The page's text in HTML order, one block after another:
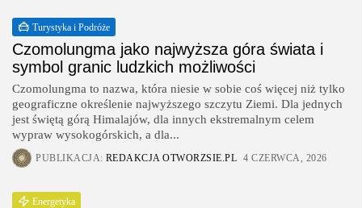
Turystyka i Podróże
Czomolungma jako najwyższa góra świata i
symbol granic ludzkich możliwości
Czomolungma to nazwa, która niesie w sobie coś więcej niż tylko
geograficzne określenie najwyższego szczytu Ziemi. Dla jednych
jest świętą górą Himalajów, dla innych ekstremalnym celem
wypraw wysokogórskich, a dla...
PUBLIKACJA: REDAKCJA OTWORZSIE.PL 4 CZERWCA, 2026
Energetyka